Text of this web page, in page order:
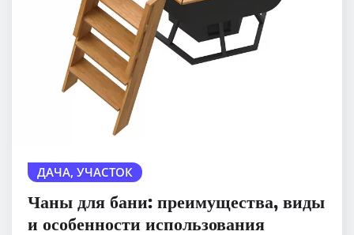
ДАЧА, УЧАСТОК
Чаны для бани: преимущества, виды
и особенности использования